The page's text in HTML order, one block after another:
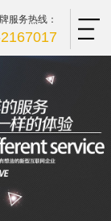
服务热线：